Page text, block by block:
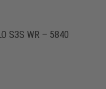
S3S WR – 5840